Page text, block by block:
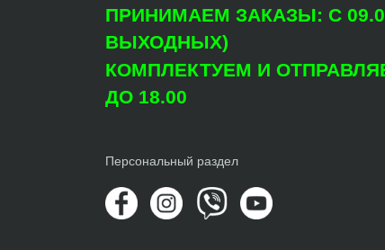
ПРИНИМАЕМ ЗАКАЗЫ: С
ВЫХОДНЫХ)
КОМПЛЕКТУЕМ И
ДО 18.00
Персональный раздел